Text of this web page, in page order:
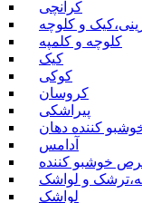
کرانچی
و کلوچه
کلوچه و کلمپه
کیک
کوکی
کروسان
پیراشکی
کننده دهان
آدامس
خوشبو کننده
و لواشک
لواشک